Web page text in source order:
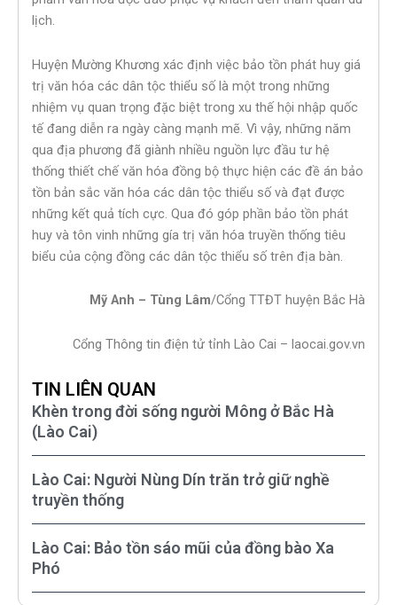
lịch.
Huyện Mường Khương xác định việc bảo tồn phát huy giá
trị văn hóa các dân tộc thiểu số là một trong những
nhiệm vụ quan trọng đặc biệt trong xu thế hội nhập quốc
tế đang diễn ra ngày càng mạnh mẽ. Vì vậy, những năm
qua địa phương đã giành nhiều nguồn lực đầu tư hệ
thống thiết chế văn hóa đồng bộ thực hiện các đề án bảo
tồn bản sắc văn hóa các dân tộc thiểu số và đạt được
những kết quả tích cực. Qua đó góp phần bảo tồn phát
huy và tôn vinh những gía trị văn hóa truyền thống tiêu
biểu của cộng đồng các dân tộc thiểu số trên địa bàn.
Mỹ Anh – Tùng Lâm/Cổng TTĐT huyện Bắc Hà
Cổng Thông tin điện tử tỉnh Lào Cai – laocai.gov.vn
TIN LIÊN QUAN
Khèn trong đời sống người Mông ở Bắc Hà
(Lào Cai)
Lào Cai: Người Nùng Dín trăn trở giữ nghề
truyền thống
Lào Cai: Bảo tồn sáo mũi của đồng bào Xa
Phó